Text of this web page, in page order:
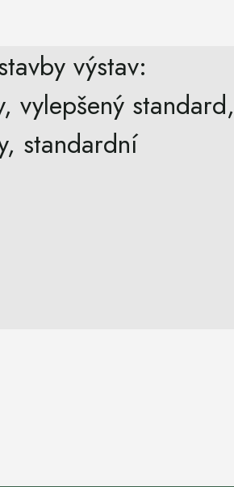
výstav:
vylepšený standard,
standardní